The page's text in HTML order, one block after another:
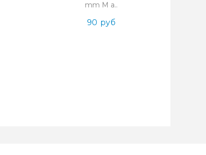
mm M a..
90 руб